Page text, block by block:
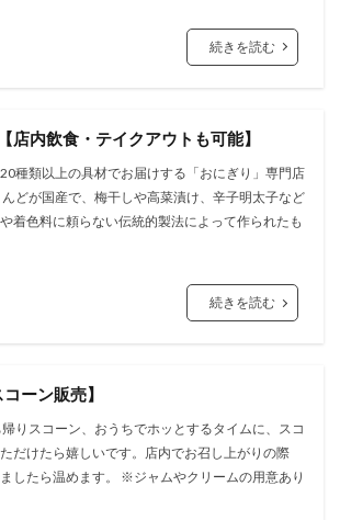
続きを読む
店内飲食・テイクアウトも可能】
種類以上の具材でお届けする「おにぎり」専⾨店
どが国産で、梅⼲しや⾼菜漬け、⾟⼦明太⼦など
着⾊料に頼らない伝統的製法によって作られたも
続きを読む
ーン販売】
りスコーン、おうちでホッとするタイムに、スコ
だけたら嬉しいです。店内でお召し上がりの際
したら温めます。 ※ジャムやクリームの用意あり